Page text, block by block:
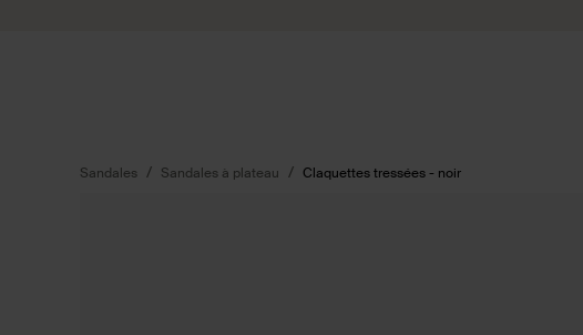
Sandales Sandales à plateau Claquettes tressées - noir